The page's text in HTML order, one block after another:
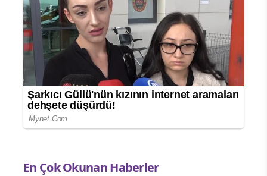
En Çok Okunan Haberler